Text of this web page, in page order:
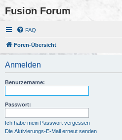
Fusion Forum
FAQ
Foren-Übersicht
Anmelden
Benutzername:
Passwort:
Ich habe mein Passwort vergessen
Die Aktivierungs-E-Mail erneut senden